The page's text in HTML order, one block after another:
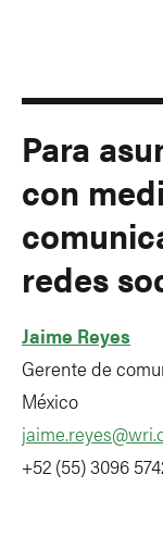
Para
con
redes
Jaime Reyes
Gerente de
México
+52 (55) 3096